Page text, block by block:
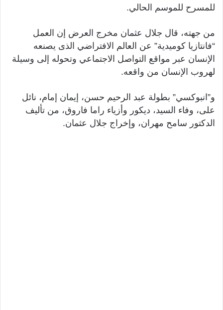
للمسرح للموسم الحالي.
من جهته، قال جلال عثمان مخرج العرض إن العمل
“فانتازيا كوميدية” عن العالم الافتراضي الذى يصنعه
الإنسان عبر مواقع التواصل الاجتماعي وتحوله إلى وسيلة
لهروب الإنسان من واقعه.
و”انبوكسي” بطولة عبد الرحيم حسن، إيمان إمام، نائل
على، وفاء السيد، ديكور وأزياء راما فاروق، من تأليف
الدكتور سامح مهران، وإخراج جلال عثمان.